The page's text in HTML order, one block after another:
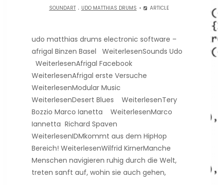
SOUNDART. UDO MATTHIAS DRUMS ARTICLE
udo matthias drums electronic software –
afrigal Binzen Basel WeiterlesenSounds Udo
WeiterlesenAfrigal Facebook
WeiterlesenAfrigal erste Versuche
WeiterlesenModular Music
WeiterlesenDesert Blues WeiterlesenTery
Bozzio Marco Ianetta WeiterlesenMarco
Iannetta Richard Spaven
WeiterlesenIDMkommt aus dem HipHop
Bereich! WeiterlesenWilfrid KirnerManche
Menschen navigieren ruhig durch die Welt,
treten sanft auf, wohin sie auch gehen,